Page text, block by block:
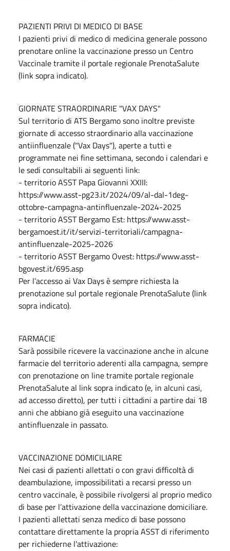
PAZIENTI PRIVI DI MEDICO DI BASE
I pazienti privi di medico di medicina generale possono
prenotare online la vaccinazione presso un Centro
Vaccinale tramite il portale regionale PrenotaSalute
(link sopra indicato).
GIORNATE STRAORDINARIE "VAX DAYS"
Sul territorio di ATS Bergamo sono inoltre previste
giornate di accesso straordinario alla vaccinazione
antiinfluenzale ("Vax Days"), aperte a tutti e
programmate nei fine settimana, secondo i calendari e
le sedi consultabili ai seguenti link:
- territorio ASST Papa Giovanni XXIII:
https://www.asst-pg23.it/2024/09/al-dal-1deg-
ottobre-campagna-antinfluenzale-2024-2025
- territorio ASST Bergamo Est: https://www.asst-
bergamoest.it/it/servizi-territoriali/campagna-
antinfluenzale-2025-2026
- territorio ASST Bergamo Ovest: https://www.asst-
bgovest.it/695.asp
Per l’accesso ai Vax Days è sempre richiesta la
prenotazione sul portale regionale PrenotaSalute (link
sopra indicato).
FARMACIE
Sarà possibile ricevere la vaccinazione anche in alcune
farmacie del territorio aderenti alla campagna, sempre
con prenotazione on line tramite portale regionale
PrenotaSalute al link sopra indicato (e, in alcuni casi,
ad accesso diretto), per tutti i cittadini a partire dai 18
anni che abbiano già eseguito una vaccinazione
antinfluenzale in passato.
VACCINAZIONE DOMICILIARE
Nei casi di pazienti allettati o con gravi difficoltà di
deambulazione, impossibilitati a recarsi presso un
centro vaccinale, è possibile rivolgersi al proprio medico
di base per l’attivazione della vaccinazione domiciliare.
I pazienti allettati senza medico di base possono
contattare direttamente la propria ASST di riferimento
per richiederne l'attivazione: